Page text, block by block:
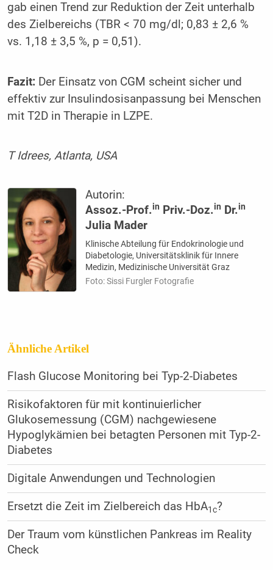
gab einen Trend zur Reduktion der Zeit unterhalb
des Zielbereichs (TBR < 70 mg/dl; 0,83 ± 2,6 %
vs. 1,18 ± 3,5 %, p = 0,51).
Fazit:Der Einsatz von CGM scheint sicher und
effektiv zur Insulindosisanpassung bei Menschen
mit T2D in Therapie in LZPE.
T Idrees, Atlanta, USA
Autorin:
Assoz.-Prof.in Priv.-Doz.in Dr.in
Julia Mader
Klinische Abteilung für Endokrinologie und
Diabetologie, Universitätsklinik für Innere
Medizin, Medizinische Universität Graz
Foto: Sissi Furgler Fotografie
Ähnliche Artikel
Flash Glucose Monitoring bei Typ-2-Diabetes
Risikofaktoren für mit kontinuierlicher
Glukosemessung (CGM) nachgewiesene
Hypoglykämien bei betagten Personen mit Typ-2-
Diabetes
Digitale Anwendungen und ­Technologien
Ersetzt die Zeit im Zielbereich das HbA1c?
Der Traum vom künstlichen ­Pankreas im Reality
Check